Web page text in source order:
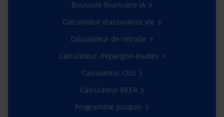
Boussole financière iA
Calculateur d’assurance vie
Calculateur de retraite
Calculateur d’épargne-études
Calculateur CELI
Calculateur REER
Programme poupon